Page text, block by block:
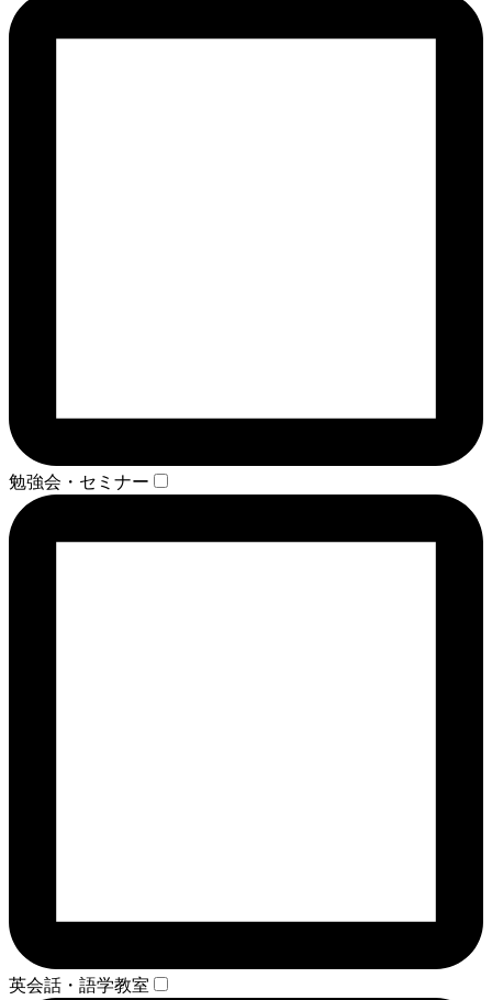
勉強会・セミナー
英会話・語学教室